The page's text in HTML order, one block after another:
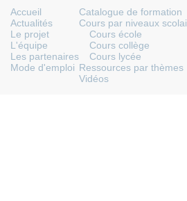
Accueil
Actualités
Le projet
L'équipe
Les partenaires
Mode d'emploi
Catalogue de formation
Cours par niveaux
Cours école
Cours collège
Cours lycée
Ressources par thèmes
Vidéos